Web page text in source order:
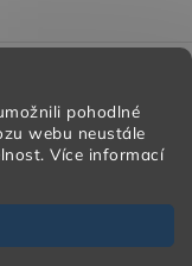
pohodlné
webu neustále
Více informací
údajů